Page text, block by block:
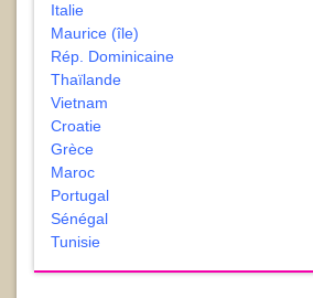
Italie
Maurice (île)
Rép. Dominicaine
Thaïlande
Vietnam
Croatie
Grèce
Maroc
Portugal
Sénégal
Tunisie